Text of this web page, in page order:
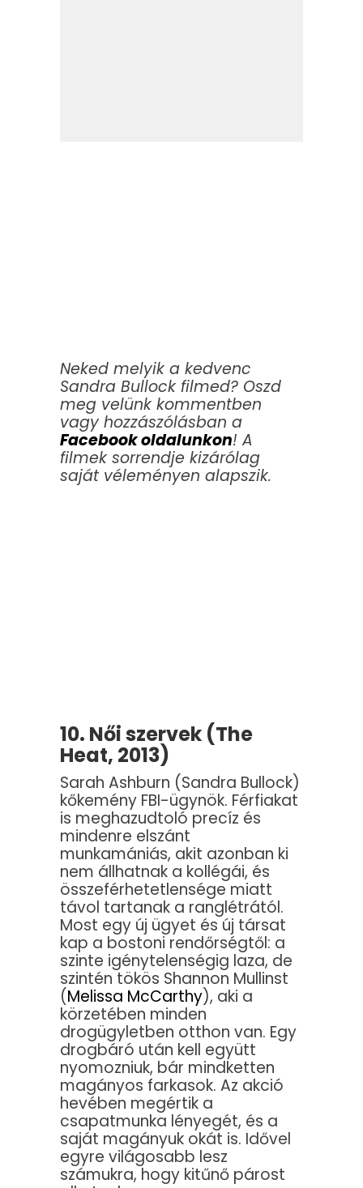
Neked melyik a kedvenc
Sandra Bullock filmed? Oszd
meg velünk kommentben
vagy hozzászólásban a
Facebook oldalunkon! A
filmek sorrendje kizárólag
saját véleményen alapszik.
10. Női szervek (The
Heat, 2013)
Sarah Ashburn (Sandra Bullock)
kőkemény FBI-ügynök. Férfiakat
is meghazudtoló precíz és
mindenre elszánt
munkamániás, akit azonban ki
nem állhatnak a kollégái, és
összeférhetetlensége miatt
távol tartanak a ranglétrától.
Most egy új ügyet és új társat
kap a bostoni rendőrségtől: a
szinte igénytelenségig laza, de
szintén tökös Shannon Mullinst
(Melissa McCarthy), aki a
körzetében minden
drogügyletben otthon van. Egy
drogbáró után kell együtt
nyomozniuk, bár mindketten
magányos farkasok. Az akció
hevében megértik a
csapatmunka lényegét, és a
saját magányuk okát is. Idővel
egyre világosabb lesz
számukra, hogy kitűnő párost